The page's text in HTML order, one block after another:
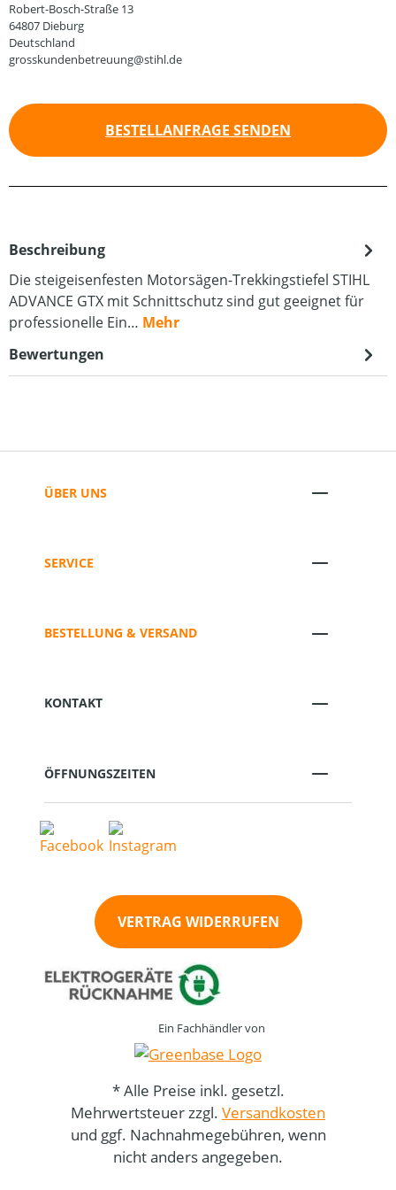
Robert-Bosch-Straße 13
64807 Dieburg
Deutschland
grosskundenbetreuung@stihl.de
BESTELLANFRAGE SENDEN
Beschreibung
Die steigeisenfesten Motorsägen-Trekkingstiefel STIHL
ADVANCE GTX mit Schnittschutz sind gut geeignet für
professionelle Ein… Mehr
Bewertungen
ÜBER UNS
SERVICE
BESTELLUNG & VERSAND
KONTAKT
ÖFFNUNGSZEITEN
VERTRAG WIDERRUFEN
Ein Fachhändler von
* Alle Preise inkl. gesetzl.
Mehrwertsteuer zzgl. Versandkosten
und ggf. Nachnahmegebühren, wenn
nicht anders angegeben.